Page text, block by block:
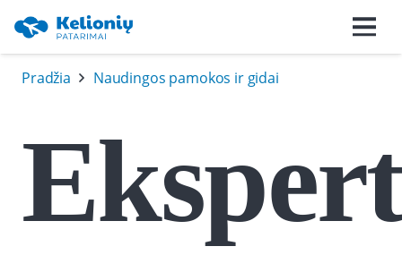
Pradžia Naudingos pamokos ir gidai